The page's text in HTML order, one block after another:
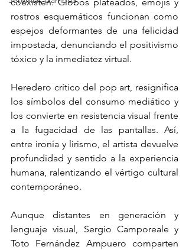
coexisten. Globos plateados, emojis y
rostros esquemáticos funcionan como
espejos deformantes de una felicidad
impostada, denunciando el positivismo
tóxico y la inmediatez virtual.
Heredero crítico del pop art, resignifica
los símbolos del consumo mediático y
los convierte en resistencia visual frente
a la fugacidad de las pantallas. Así,
entre ironía y lirismo, el artista devuelve
profundidad y sentido a la experiencia
humana, ralentizando el vértigo cultural
contemporáneo.
Aunque distantes en generación y
lenguaje visual, Sergio Camporeale y
Toto Fernández Ampuero comparten